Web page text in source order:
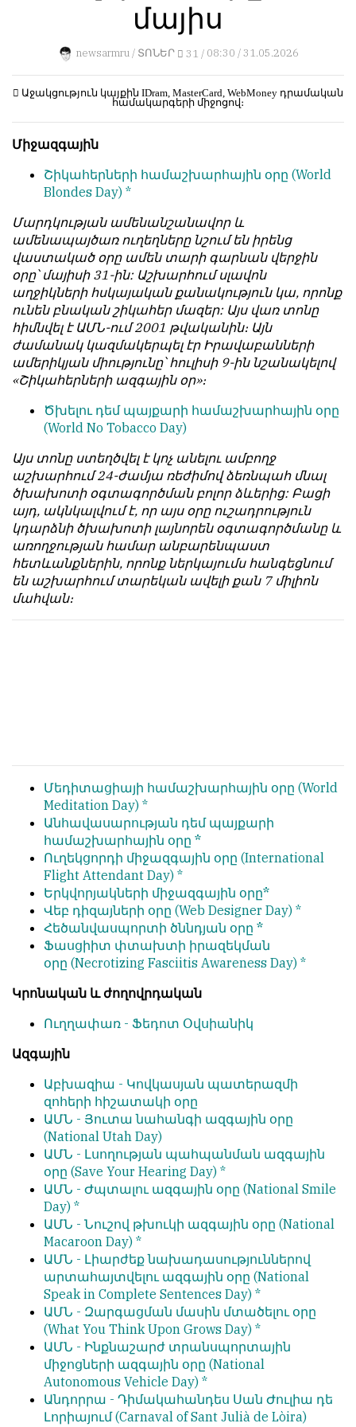
материалы
независимо
мыслящих.
Сайт
обновляется
с
большим
трудом,
но
с
душой.
Редакция
лезет
в
авторские
тексты,
не
кромсает
их
и
не
искажает
для
публикации.
Противоположные
мнения
публикуются,
даже
если
принимаются
без
восторга.
Главный
—
Армен
Геворкян
չի
խոթում
նյութերի
մեջ,
կրճատում
մտքերի
խմբագրում
չի
կատարում։
Խմբագրության
կարծիքը
հեղինակների
կարծիքի
հետ
համակարծիք
լինելը
պարտադիր
պայման
չէ
նյութերը
թողարկելու
համար։
Հակառակ
կարծիքները
Խմբագրության
կողմից
ընդունվում
են
նույն
իրավունքով։
Գովազդային
տեքստերը,
լուսանկարները
բովանդակությունը
Խմբագրության
վերահսկողությունից
դուրս
են։
Խմբագիր-
տնօրեն՝
Արմեն
Գևորգյան
մայիս
newsarmru / ՏՈՆԵՐ 31 / 08:30 / 31.05.2026
Աջակցություն կայքին IDram, MasterCard, WebMoney դրամական
համակարգերի միջոցով։
Միջազգային
Շիկահերների համաշխարհային օրը (World
Blondes Day) *
Մարդկության ամենանշանավոր և
ամենապայծառ ուղեղները նշում են իրենց
վաստակած օրը ամեն տարի գարնան վերջին
օրը՝ մայիսի 31-ին: Աշխարհում սլավոն
աղջիկների հսկայական քանակություն կա, որոնք
ունեն բնական շիկահեր մազեր: Այս վառ տոնը
հիմնվել է ԱՄՆ-ում 2001 թվականին։ Այն
ժամանակ կազմակերպել էր Իրավաբանների
ամերիկյան միությունը՝ հուլիսի 9-ին նշանակելով
«Շիկահերների ազգային օր»։
Ծխելու դեմ պայքարի համաշխարհային օրը
(World No Tobacco Day)
Այս տոնը ստեղծվել է կոչ անելու ամբողջ
աշխարհում 24-ժամյա ռեժիմով ձեռնպահ մնալ
ծխախոտի օգտագործման բոլոր ձևերից: Բացի
այդ, ակնկալվում է, որ այս օրը ուշադրություն
կդարձնի ծխախոտի լայնորեն օգտագործմանը և
առողջության համար անբարենպաստ
հետևանքներին, որոնք ներկայումս հանգեցնում
են աշխարհում տարեկան ավելի քան 7 միլիոն
մահվան։
Մեդիտացիայի համաշխարհային օրը (World
Meditation Day) *
Անհավասարության դեմ պայքարի
համաշխարհային օրը *
Ուղեկցորդի միջազգային օրը (International
Flight Attendant Day) *
Երկվորյակների միջազգային օրը*
Վեբ դիզայների օրը (Web Designer Day) *
Հեծանվասպորտի ծննդյան օրը *
Ֆասցիիտ փտախտի իրազեկման
օրը (Necrotizing Fasciitis Awareness Day) *
Կրոնական և ժողովրդական
Ուղղափառ - Ֆեդոտ Օվսիանիկ
Ազգային
Աբխազիա - Կովկասյան պատերազմի
զոհերի հիշատակի օրը
ԱՄՆ - Յուտա նահանգի ազգային օրը
(National Utah Day)
ԱՄՆ - Լսողության պահպանման ազգային
օրը (Save Your Hearing Day) *
ԱՄՆ - Ժպտալու ազգային օրը (National Smile
Day) *
ԱՄՆ - Նուշով թխուկի ազգային օրը (National
Macaroon Day) *
ԱՄՆ - Լիարժեք նախադասություններով
արտահայտվելու ազգային օրը (National
Speak in Complete Sentences Day) *
ԱՄՆ - Զարգացման մասին մտածելու օրը
(What You Think Upon Grows Day) *
ԱՄՆ - Ինքնաշարժ տրանսպորտային
միջոցների ազգային օրը (National
Autonomous Vehicle Day) *
Անդորրա - Դիմակահանդես Սան Ժուլիա դե
Լորիայում(Carnaval of Sant Julià de Lòira)